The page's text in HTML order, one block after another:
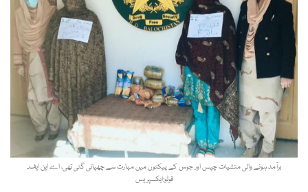
برآمد ہونے والی منشیات چپس اور جوس کے پیکٹوں میں مہارت سے چھپائی گئی تھی، اے این ایف۔
فوٹو:ایکسپریس